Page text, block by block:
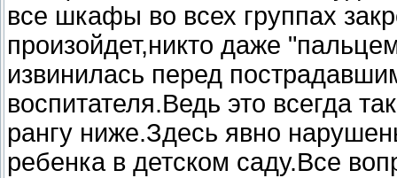
все шкафы во всех группах
произойдет,никто даже
извинилась перед
воспитателя.Ведь это всегда
рангу ниже.Здесь явно
ребенка в детском саду.Все